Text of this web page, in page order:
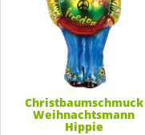
Christbaumschmuck
Weihnachtsmann
Hippie